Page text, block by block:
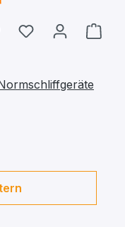
Du hast 0